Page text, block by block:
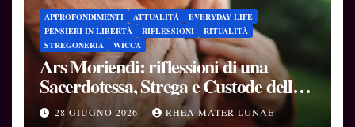
APPROFONDIMENTI ATTUALITÀ
EVERYDAY LIFE
PENSIERI IN LIBERTÀ
RIFLESSIONI
RITUALITÀ
STREGONERIA
WICCA
Ars Moriendi: riflessioni di una
Sacerdotessa, Strega e Custode delle
Soglie
28 GIUGNO 2026 RHEA MATER LUNAE